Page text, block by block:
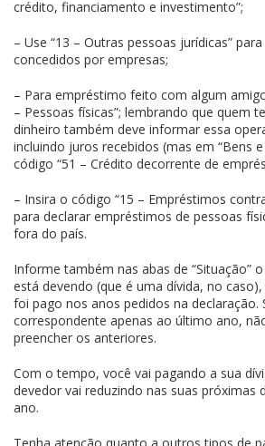
crédito, financiamento e investimento”;
– Use “13 – Outras pessoas jurídicas”
concedidos por empresas;
– Para empréstimo feito com algum
– Pessoas físicas”; lembrando que quem
dinheiro também deve informar essa
incluindo juros recebidos (mas em “Bens
código “51 – Crédito decorrente de
– Insira o código “15 – Empréstimos
para declarar empréstimos de pessoas
fora do país.
Informe também nas abas de “Situação”
está devendo (que é uma dívida, no
foi pago nos anos pedidos na declaração.
correspondente apenas ao último ano,
preencher os anteriores.
Com o tempo, você vai pagando a sua
devedor vai reduzindo nas suas próximas
ano.